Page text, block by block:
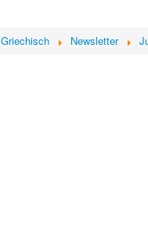
Griechisch Newsletter